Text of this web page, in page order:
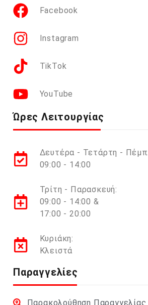
Facebook
Instagram
TikTok
YouTube
Ώρες Λειτουργίας
Δευτέρα - Τετάρτη -
09:00 - 14:00
Τρίτη - Παρασκευή:
09:00 - 14:00 &
17:00 - 20:00
Κυριάκη:
Κλειστά
Παραγγελίες
Παρακολούθηση Παραγγελίας